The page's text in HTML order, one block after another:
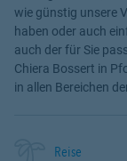
wie günstig unsere
haben oder auch
auch der für Sie
Chiera Bossert in
in allen Bereichen
Reise